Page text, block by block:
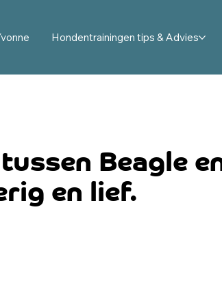
Hondentrainingen tips & Advies
Beagle
en lief.